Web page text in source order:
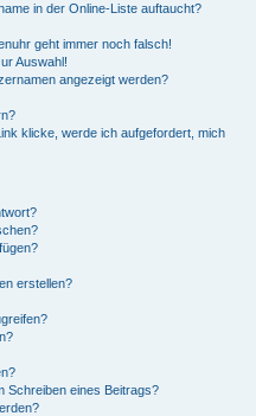
in der Online-Liste auftaucht?
geht immer noch falsch!
Auswahl!
angezeigt werden?
klicke, werde ich aufgefordert, mich
erstellen?
Schreiben eines Beitrags?